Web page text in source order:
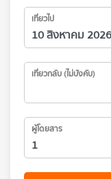
เที่ยวไป
เที่ยวกลับ (ไม่บังคับ)
ผู้โดยสาร